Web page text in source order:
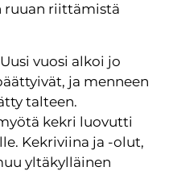
ruuan riittämistä
vuosi alkoi jo
ja menneen
talteen.
kekri luovutti
Kekriviina ja -olut,
yltäkylläinen